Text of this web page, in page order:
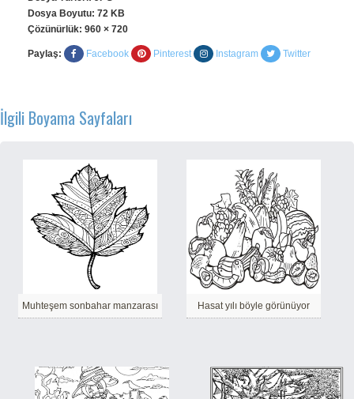
Dosya Boyutu: 72 KB
Çözünürlük: 960 × 720
Paylaş: Facebook Pinterest Instagram Twitter
İlgili Boyama Sayfaları
Muhteşem sonbahar manzarası Hasat yılı böyle görünüyor